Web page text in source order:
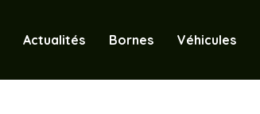
Actualités Bornes Véhicules